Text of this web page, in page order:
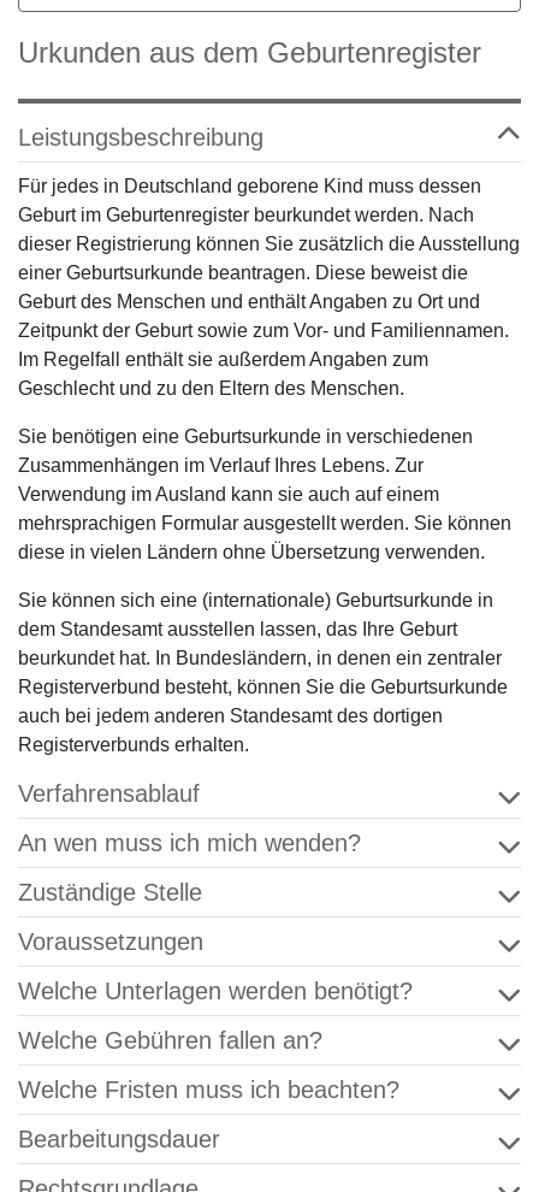
Urkunden aus dem Geburtenregister
Leistungsbeschreibung
Für jedes in Deutschland geborene Kind muss dessen
Geburt im Geburtenregister beurkundet werden. Nach
dieser Registrierung können Sie zusätzlich die Ausstellung
einer Geburtsurkunde beantragen. Diese beweist die
Geburt des Menschen und enthält Angaben zu Ort und
Zeitpunkt der Geburt sowie zum Vor- und Familiennamen.
Im Regelfall enthält sie außerdem Angaben zum
Geschlecht und zu den Eltern des Menschen.
Sie benötigen eine Geburtsurkunde in verschiedenen
Zusammenhängen im Verlauf Ihres Lebens. Zur
Verwendung im Ausland kann sie auch auf einem
mehrsprachigen Formular ausgestellt werden. Sie können
diese in vielen Ländern ohne Übersetzung verwenden.
Sie können sich eine (internationale) Geburtsurkunde in
dem Standesamt ausstellen lassen, das Ihre Geburt
beurkundet hat. In Bundesländern, in denen ein zentraler
Registerverbund besteht, können Sie die Geburtsurkunde
auch bei jedem anderen Standesamt des dortigen
Registerverbunds erhalten.
Verfahrensablauf
An wen muss ich mich wenden?
Zuständige Stelle
Voraussetzungen
Welche Unterlagen werden benötigt?
Welche Gebühren fallen an?
Welche Fristen muss ich beachten?
Bearbeitungsdauer